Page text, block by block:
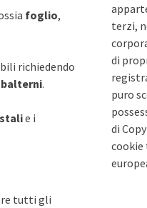
foglio,
richiedendo
.
e i
tutti gli
terzi,
di
puro
di